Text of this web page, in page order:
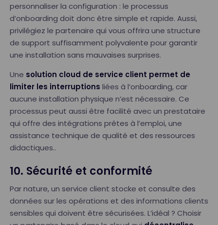
personnaliser la configuration : le processus
d’onboarding doit donc être simple et rapide. Aussi,
privilégiez le partenaire qui vous offrira une structure
de support suffisamment polyvalente pour garantir
une installation sans mauvaises surprises.
Une solution cloud de service client permet de
limiter les interruptions liées à l’onboarding, car
aucune installation physique n’est nécessaire. Ce
processus peut aussi être facilité avec un prestataire
qui offre des intégrations prêtes à l’emploi, une
assistance technique de qualité et des ressources
didactiques..
10. Sécurité et conformité
Par nature, un service client stocke et consulte des
données sur les opérations et des informations clients
sensibles qui doivent être sécurisées. L’idéal ? Choisir